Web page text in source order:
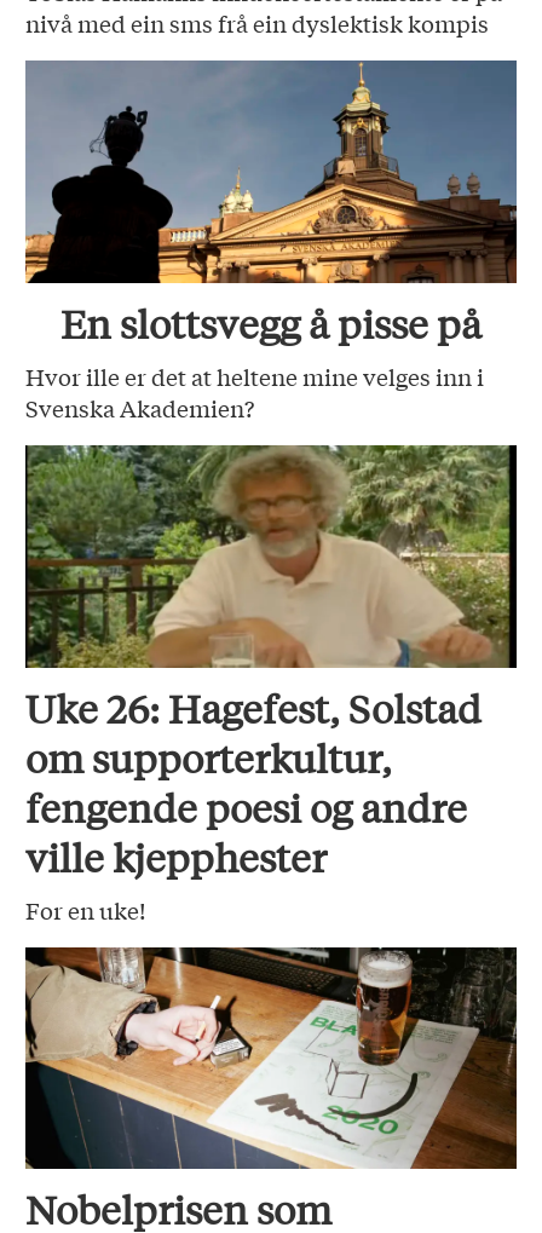
nivå med ein sms frå ein dyslektisk kompis
En slottsvegg å pisse på
Hvor ille er det at heltene mine velges inn i
Svenska Akademien?
Uke 26: Hagefest, Solstad
om supporterkultur,
fengende poesi og andre
ville kjepphester
For en uke!
Nobelprisen som